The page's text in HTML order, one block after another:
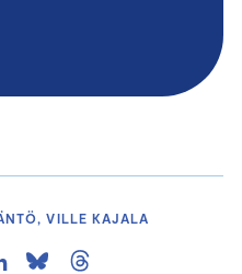
VILLE KAJALA